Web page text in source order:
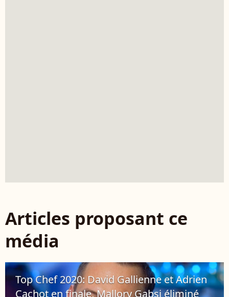
Articles proposant ce
média
Top Chef 2020: David Gallienne et Adrien
Cachot en finale, Mallory Gabsi éliminé